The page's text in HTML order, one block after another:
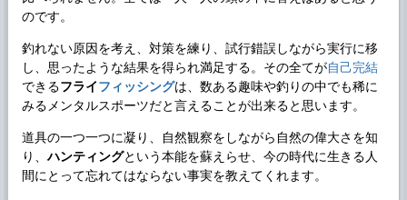
のです。
釣れない原因を考え、対策を練り、試行錯誤しながら実行に移
し、思ったような結果を得られ満足する。その全てが自己完結
できるフライフィッシングは、数ある趣味や釣りの中でも稀に
みるメンタルスポーツだと言えることが出来ると思います。
道具の一つ一つに凝り、自然観察をしながら自然の偉大さを知
り、ハンティングという本能を蘇えらせ、今の時代に生きる人
間にとって忘れてはならない事実を教えてくれます。